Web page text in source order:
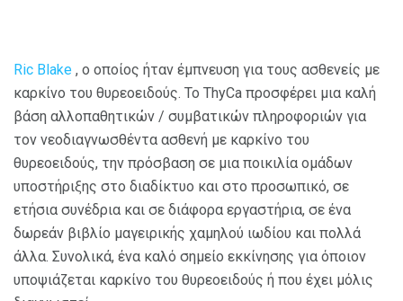
Ric Blake , ο οποίος ήταν έμπνευση για τους ασθενείς με
καρκίνο του θυρεοειδούς. Το ThyCa προσφέρει μια καλή
βάση αλλοπαθητικών / συμβατικών πληροφοριών για
τον νεοδιαγνωσθέντα ασθενή με καρκίνο του
θυρεοειδούς, την πρόσβαση σε μια ποικιλία ομάδων
υποστήριξης στο διαδίκτυο και στο προσωπικό, σε
ετήσια συνέδρια και σε διάφορα εργαστήρια, σε ένα
δωρεάν βιβλίο μαγειρικής χαμηλού ιωδίου και πολλά
άλλα. Συνολικά, ένα καλό σημείο εκκίνησης για όποιον
υποψιάζεται καρκίνο του θυρεοειδούς ή που έχει μόλις